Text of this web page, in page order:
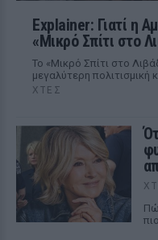
Explainer: Γιατί η
«Μικρό Σπίτι στο
Το «Μικρό Σπίτι στο
μεγαλύτερη πολιτισμική
ΧΤΕΣ